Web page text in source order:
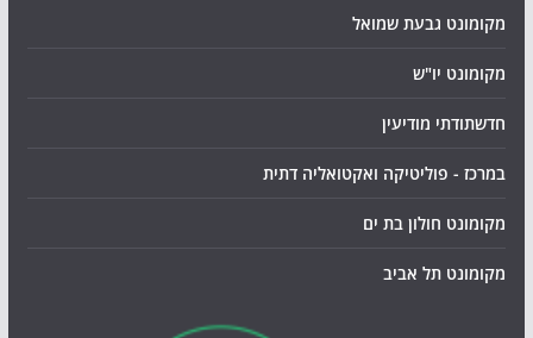
מקומונט גבעת שמואל
מקומונט יו"ש
חדשתודתי מודיעין
במרכז - פוליטיקה ואקטואליה דתית
מקומונט חולון בת ים
מקומונט תל אביב